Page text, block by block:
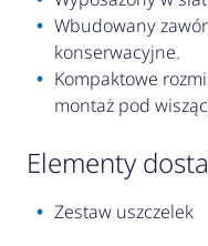
Wbudowany
konserwacyjne.
Kompaktowe
montaż pod
elementy
Zestaw uszczelek